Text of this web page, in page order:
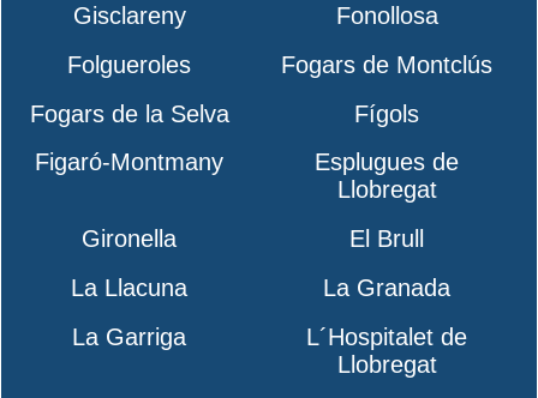
Gisclareny
Fonollosa
Folgueroles
Fogars de Montclús
Fogars de la Selva
Fígols
Figaró-Montmany
Esplugues de
Llobregat
Gironella
El Brull
La Llacuna
La Granada
La Garriga
L´Hospitalet de
Llobregat